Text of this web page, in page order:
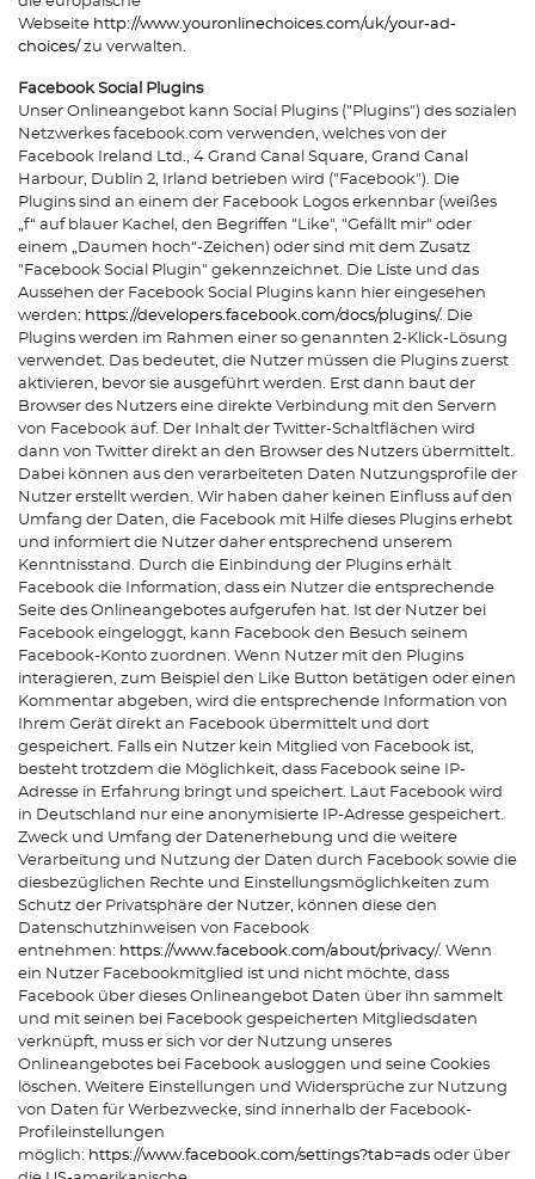
Webseite http://www.youronlinechoices.com/uk/your-ad-
choices/ zu verwalten.
Facebook Social Plugins
Unser Onlineangebot kann Social Plugins ("Plugins") des sozialen
Netzwerkes facebook.com verwenden, welches von der
Facebook Ireland Ltd., 4 Grand Canal Square, Grand Canal
Harbour, Dublin 2, Irland betrieben wird ("Facebook"). Die
Plugins sind an einem der Facebook Logos erkennbar (weißes
„f“ auf blauer Kachel, den Begriffen "Like", "Gefällt mir" oder
einem „Daumen hoch“-Zeichen) oder sind mit dem Zusatz
"Facebook Social Plugin" gekennzeichnet. Die Liste und das
Aussehen der Facebook Social Plugins kann hier eingesehen
werden: https://developers.facebook.com/docs/plugins/. Die
Plugins werden im Rahmen einer so genannten 2-Klick-Lösung
verwendet. Das bedeutet, die Nutzer müssen die Plugins zuerst
aktivieren, bevor sie ausgeführt werden. Erst dann baut der
Browser des Nutzers eine direkte Verbindung mit den Servern
von Facebook auf. Der Inhalt der Twitter-Schaltflächen wird
dann von Twitter direkt an den Browser des Nutzers übermittelt.
Dabei können aus den verarbeiteten Daten Nutzungsprofile der
Nutzer erstellt werden. Wir haben daher keinen Einfluss auf den
Umfang der Daten, die Facebook mit Hilfe dieses Plugins erhebt
und informiert die Nutzer daher entsprechend unserem
Kenntnisstand. Durch die Einbindung der Plugins erhält
Facebook die Information, dass ein Nutzer die entsprechende
Seite des Onlineangebotes aufgerufen hat. Ist der Nutzer bei
Facebook eingeloggt, kann Facebook den Besuch seinem
Facebook-Konto zuordnen. Wenn Nutzer mit den Plugins
interagieren, zum Beispiel den Like Button betätigen oder einen
Kommentar abgeben, wird die entsprechende Information von
Ihrem Gerät direkt an Facebook übermittelt und dort
gespeichert. Falls ein Nutzer kein Mitglied von Facebook ist,
besteht trotzdem die Möglichkeit, dass Facebook seine IP-
Adresse in Erfahrung bringt und speichert. Laut Facebook wird
in Deutschland nur eine anonymisierte IP-Adresse gespeichert.
Zweck und Umfang der Datenerhebung und die weitere
Verarbeitung und Nutzung der Daten durch Facebook sowie die
diesbezüglichen Rechte und Einstellungsmöglichkeiten zum
Schutz der Privatsphäre der Nutzer, können diese den
Datenschutzhinweisen von Facebook
entnehmen: https://www.facebook.com/about/privacy/. Wenn
ein Nutzer Facebookmitglied ist und nicht möchte, dass
Facebook über dieses Onlineangebot Daten über ihn sammelt
und mit seinen bei Facebook gespeicherten Mitgliedsdaten
verknüpft, muss er sich vor der Nutzung unseres
Onlineangebotes bei Facebook ausloggen und seine Cookies
löschen. Weitere Einstellungen und Widersprüche zur Nutzung
von Daten für Werbezwecke, sind innerhalb der Facebook-
Profileinstellungen
möglich: https://www.facebook.com/settings?tab=ads oder über